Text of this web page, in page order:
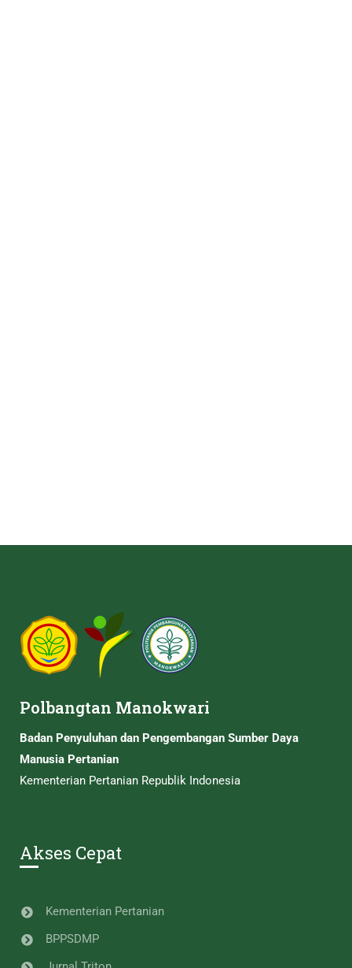
Polbangtan Manokwari
Badan Penyuluhan dan Pengembangan Sumber Daya
Manusia Pertanian
Kementerian Pertanian Republik Indonesia
Akses Cepat
Kementerian Pertanian
BPPSDMP